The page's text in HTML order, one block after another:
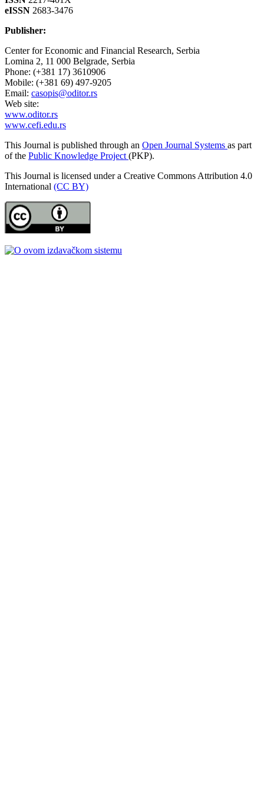
eISSN 2683-3476
Publisher:
Center for Economic and Financial Research, Serbia
Lomina 2, 11 000 Belgrade, Serbia
Phone: (+381 17) 3610906
Mobile: (+381 69) 497-9205
Email: casopis@oditor.rs
Web site:
www.oditor.rs
www.cefi.edu.rs
This Journal is published through an Open Journal Systems as part
of the Public Knowledge Project (PKP).
This Journal is licensed under a Creative Commons Attribution 4.0
International (CC BY)